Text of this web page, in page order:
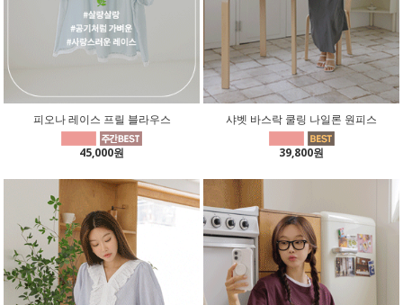
피오나 레이스 프릴 블라우스
45,000원
샤벳 바스락 쿨링 나일론 원피스
39,800원